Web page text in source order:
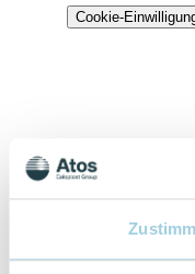
Cookie-